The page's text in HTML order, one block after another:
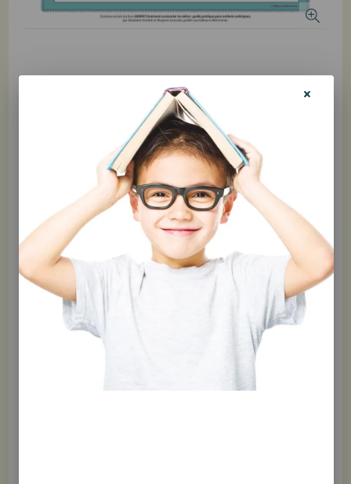
Produit non disponible à l'achat en ligne
Partager
Ce produit est bel et bien disponible !
Téléchargez la fiche gratuite en
cliquant sur le lien ci-dessous.